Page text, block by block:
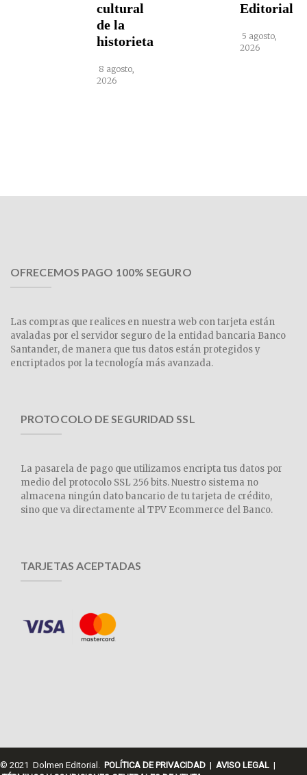
cultural
de la
historieta
8 agosto,
2026
Editorial
5 agosto,
2026
OFRECEMOS PAGO 100% SEGURO
Las compras que realices en nuestra web con tarjeta están
avaladas por el servidor seguro de la entidad bancaria Banco
Santander, de manera que tus datos están protegidos y
encriptados por la tecnología más avanzada.
PROTOCOLO DE SEGURIDAD SSL
La pasarela de pago que utilizamos encripta tus datos por
medio del protocolo SSL 256 bits. Nuestro sistema no
almacena ningún dato bancario de tu tarjeta de crédito,
sino que va directamente al TPV Ecommerce del Banco.
TARJETAS ACEPTADAS
© 2021 Dolmen Editorial. POLÍTICA DE PRIVACIDAD | AVISO LEGAL |